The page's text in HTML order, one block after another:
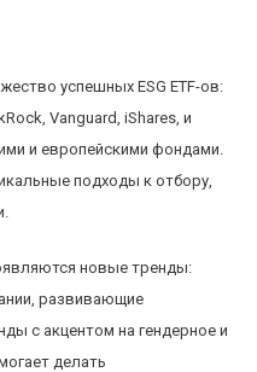
успешных ESG ETF-ов:
Vanguard, iShares, и
и европейскими фондами.
подходы к отбору,
новые тренды:
развивающие
с акцентом на гендерное и
делать